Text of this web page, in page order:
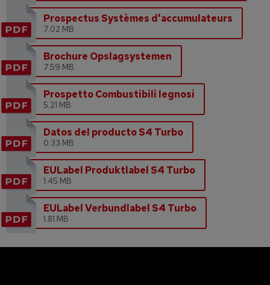
Prospectus Systèmes d'accumulateurs
7.02 MB
Brochure Opslagsystemen
7.59 MB
Prospetto Combustibili legnosi
5.21 MB
Datos del producto S4 Turbo
0.33 MB
EULabel Produktlabel S4 Turbo
1.45 MB
EULabel Verbundlabel S4 Turbo
1.81 MB